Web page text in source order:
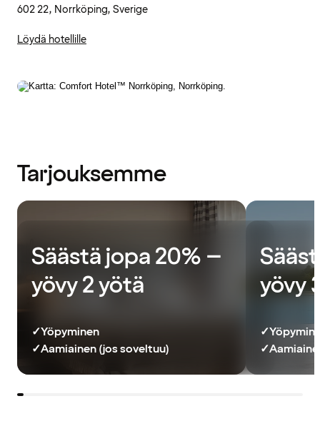
602 22, Norrköping, Sverige
Löydä hotellille
Tarjouksemme
Säästä jopa 20% –
yövy 2 yötä
✓Yöpyminen
✓Aamiainen (jos soveltuu)
yövy
✓
✓